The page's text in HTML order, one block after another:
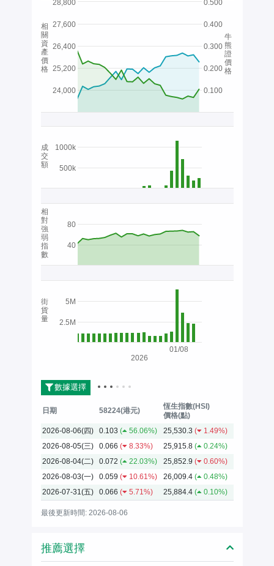
01/08
24,000
26,400
28,800
25,200
27,600 0.400
0.100
0.200
0.300
0.500
500k
1000k
40
80
2.5M
5M
2026
相
關
資
產
價
格
牛
熊
證
價
格
成
交
額
相
對
強
弱
指
數
街
貨
量
數據選擇
日期 58224(港元)
恆生指數(HSI)
價格(點)
2026-08-06(四)
0.103 ( 56.06%) 25,530.3 (
1.49%)
2026-08-05(三)
0.066 ( 8.33%) 25,915.8 (
0.24%)
2026-08-04(二)
0.072 ( 22.03%) 25,852.9 (
0.60%)
2026-08-03(一)
0.059 ( 10.61%) 26,009.4 (
0.48%)
2026-07-31(五)
0.066 ( 5.71%) 25,884.4 ( 0.10%)
最後更新時間: 2026-08-06
推薦選擇